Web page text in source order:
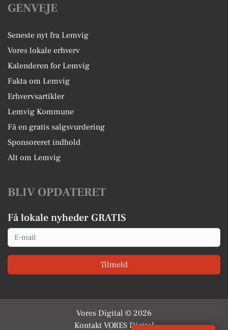
GENVEJE
Seneste nyt fra Lemvig
Vores lokale erhverv
Kalenderen for Lemvig
Fakta om Lemvig
Erhvervsartikler
Lemvig Kommune
Få en gratis salgsvurdering
Sponsoreret indhold
Alt om Lemvig
BLIV OPDATERET
Få lokale nyheder GRATIS
Email
Tilmeld
Vores Digital © 2026
Kontakt VORES Digital